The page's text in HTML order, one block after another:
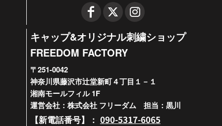
キャップ&オリジナル刺繍ショップ
FREEDOM FACTORY
〒251-0042
神奈川県藤沢市辻堂新町４丁目１－１
湘南モールフィル 1F
運営会社：株式会社 フリーダム 担当：黒川
【新電話番号】： 090-5317-6065